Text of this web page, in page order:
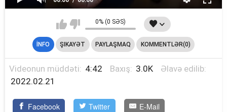
0% (0 SƏS)
İNFO ŞIKAYƏT PAYLAŞMAQ KOMMENTLƏR(0)
Videonun müddəti: 4:42 Baxış: 3.0K
Əlavə edilib:
2022.02.21
Facebook Twitter E-Mail